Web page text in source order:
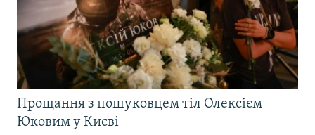
Прощання з пошуковцем тіл Олексієм
Юковим у Києві